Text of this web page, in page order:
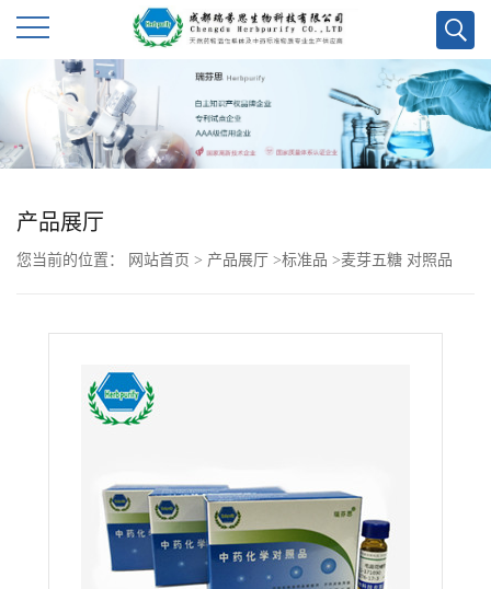
产品展厅
您当前的位置： 网站首页 > 产品展厅 >标准品 >麦芽五糖 对照品